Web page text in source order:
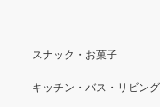
スナック・お菓子
キッチン・バス・リビング